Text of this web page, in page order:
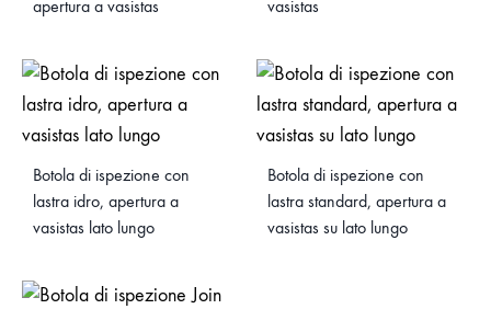
apertura a vasistas
vasistas
Botola di ispezione con
lastra idro, apertura a
vasistas lato lungo
Botola di ispezione con
lastra standard, apertura a
vasistas su lato lungo